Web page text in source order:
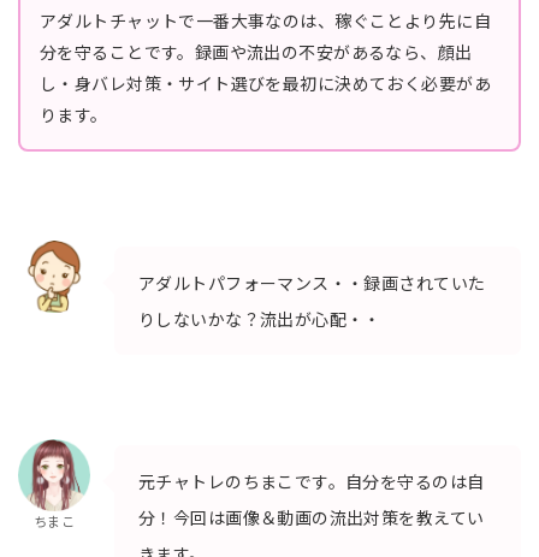
アダルトチャットで一番大事なのは、稼ぐことより先に自
分を守ることです。録画や流出の不安があるなら、顔出
し・身バレ対策・サイト選びを最初に決めておく必要があ
ります。
アダルトパフォーマンス・・録画されていた
りしないかな？流出が心配・・
ちまこ
元チャトレのちまこです。自分を守るのは自
分！今回は画像＆動画の流出対策を教えてい